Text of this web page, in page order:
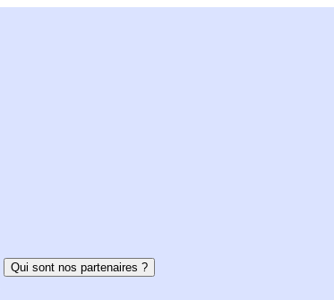
Qui sont nos partenaires ?